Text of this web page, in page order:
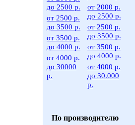
до 2500 р.
от 2500 р.
до 3500 р.
от 3500 р.
до 4000 р.
от 4000 р.
до 30000
р.
от 2000 р.
до 2500 р.
от 2500 р.
до 3500 р.
от 3500 р.
до 4000 р.
от 4000 р.
до 30.000
р.
По производителю